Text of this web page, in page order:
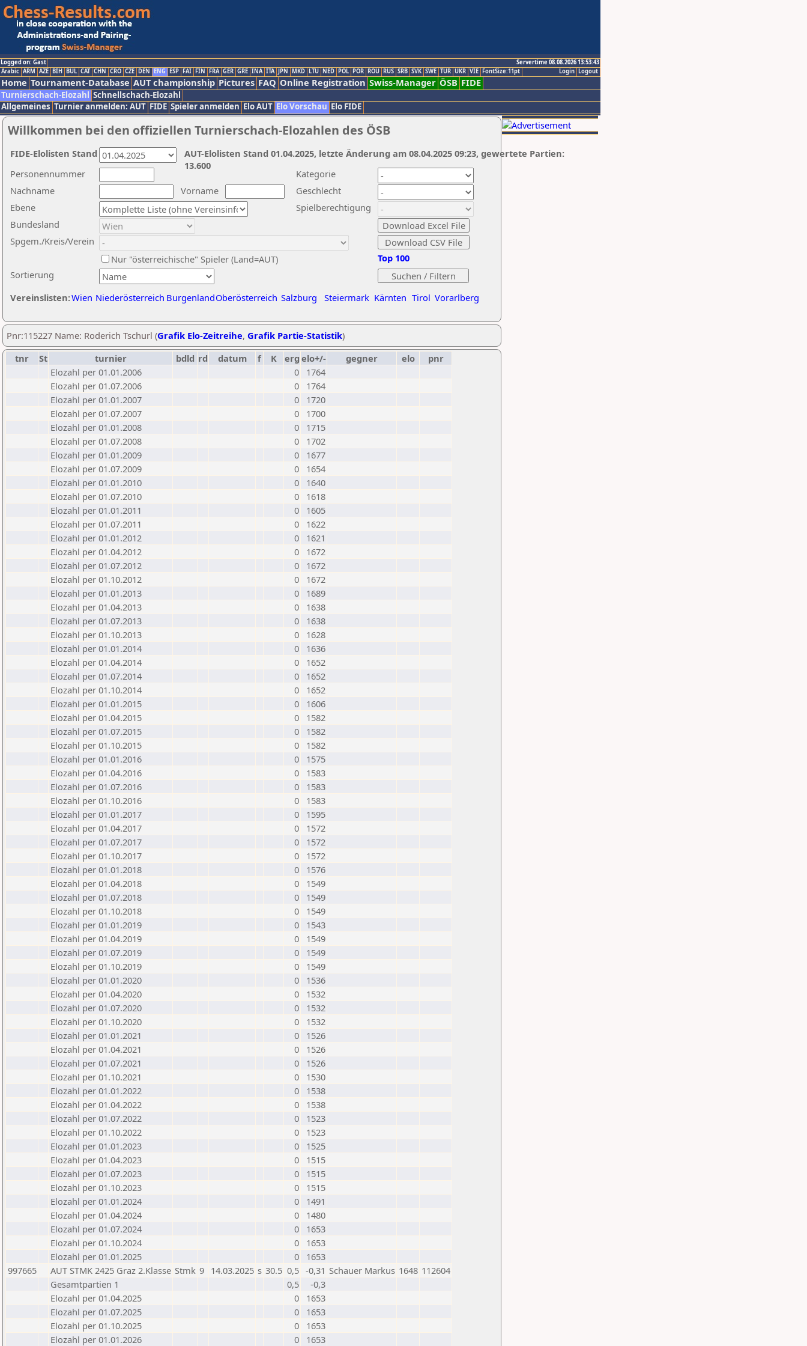
Logged on: Gast
Servertime 08.08.2026 13:53:43
Logout
Login
Arabic ARM AZE BIH BUL CAT CHN CRO CZE DEN ENG ESP FAI FIN FRA GER GRE INA ITA JPN MKD LTU NED POL POR ROU RUS SRB SVK SWE TUR UKR VIE FontSize:11pt
Home Tournament-Database AUT championship Pictures FAQ Online Registration Swiss-Manager ÖSB FIDE
Turnierschach-Elozahl Schnellschach-Elozahl
Allgemeines Turnier anmelden: AUT FIDE Spieler anmelden Elo AUT Elo Vorschau Elo FIDE
Willkommen bei den offiziellen Turnierschach-Elozahlen des ÖSB
Nachname
Vorname
Ebene
Kategorie
Sortierung
Personennummer
Bundesland
Spgem./Kreis/Verein
Geschlecht
Nur "österreichische" Spieler (Land=AUT)
Spielberechtigung
Vereinslisten:Wien Niederösterreich BurgenlandOberösterreich Salzburg Steiermark Kärnten Tirol Vorarlberg
Top 100
AUT-Elolisten Stand 01.04.2025, letzte Änderung am 08.04.2025 09:23, gewertete Partien:
13.600
FIDE-Elolisten Stand
Pnr:115227 Name: Roderich Tschurl (Grafik Elo-Zeitreihe, Grafik Partie-Statistik)
tnr
St turnier bdld rd datum f K erg elo+/- gegner elo
pnr
Elozahl per 01.01.2006
0
1764
Elozahl per 01.07.2006
0
1764
Elozahl per 01.01.2007
0
1720
Elozahl per 01.07.2007
0
1700
Elozahl per 01.01.2008
0
1715
Elozahl per 01.07.2008
0
1702
Elozahl per 01.01.2009
0
1677
Elozahl per 01.07.2009
0
1654
Elozahl per 01.01.2010
0
1640
Elozahl per 01.07.2010
0
1618
Elozahl per 01.01.2011
0
1605
Elozahl per 01.07.2011
0
1622
Elozahl per 01.01.2012
0
1621
Elozahl per 01.04.2012
0
1672
Elozahl per 01.07.2012
0
1672
Elozahl per 01.10.2012
0
1672
Elozahl per 01.01.2013
0
1689
Elozahl per 01.04.2013
0
1638
Elozahl per 01.07.2013
0
1638
Elozahl per 01.10.2013
0
1628
Elozahl per 01.01.2014
0
1636
Elozahl per 01.04.2014
0
1652
Elozahl per 01.07.2014
0
1652
Elozahl per 01.10.2014
0
1652
Elozahl per 01.01.2015
0
1606
Elozahl per 01.04.2015
0
1582
Elozahl per 01.07.2015
0
1582
Elozahl per 01.10.2015
0
1582
Elozahl per 01.01.2016
0
1575
Elozahl per 01.04.2016
0
1583
Elozahl per 01.07.2016
0
1583
Elozahl per 01.10.2016
0
1583
Elozahl per 01.01.2017
0
1595
Elozahl per 01.04.2017
0
1572
Elozahl per 01.07.2017
0
1572
Elozahl per 01.10.2017
0
1572
Elozahl per 01.01.2018
0
1576
Elozahl per 01.04.2018
0
1549
Elozahl per 01.07.2018
0
1549
Elozahl per 01.10.2018
0
1549
Elozahl per 01.01.2019
0
1543
Elozahl per 01.04.2019
0
1549
Elozahl per 01.07.2019
0
1549
Elozahl per 01.10.2019
0
1549
Elozahl per 01.01.2020
0
1536
Elozahl per 01.04.2020
0
1532
Elozahl per 01.07.2020
0
1532
Elozahl per 01.10.2020
0
1532
Elozahl per 01.01.2021
0
1526
Elozahl per 01.04.2021
0
1526
Elozahl per 01.07.2021
0
1526
Elozahl per 01.10.2021
0
1530
Elozahl per 01.01.2022
0
1538
Elozahl per 01.04.2022
0
1538
Elozahl per 01.07.2022
0
1523
Elozahl per 01.10.2022
0
1523
Elozahl per 01.01.2023
0
1525
Elozahl per 01.04.2023
0
1515
Elozahl per 01.07.2023
0
1515
Elozahl per 01.10.2023
0
1515
Elozahl per 01.01.2024
0
1491
Elozahl per 01.04.2024
0
1480
Elozahl per 01.07.2024
0
1653
Elozahl per 01.10.2024
0
1653
Elozahl per 01.01.2025
0
1653
997665
AUT STMK 2425 Graz 2.Klasse Stmk 9 14.03.2025 s 30.5 0,5 -0,31 Schauer Markus 1648 112604
Gesamtpartien 1
0,5
-0,3
Elozahl per 01.04.2025
0
1653
Elozahl per 01.07.2025
0
1653
Elozahl per 01.10.2025
0
1653
Elozahl per 01.01.2026
0 1653